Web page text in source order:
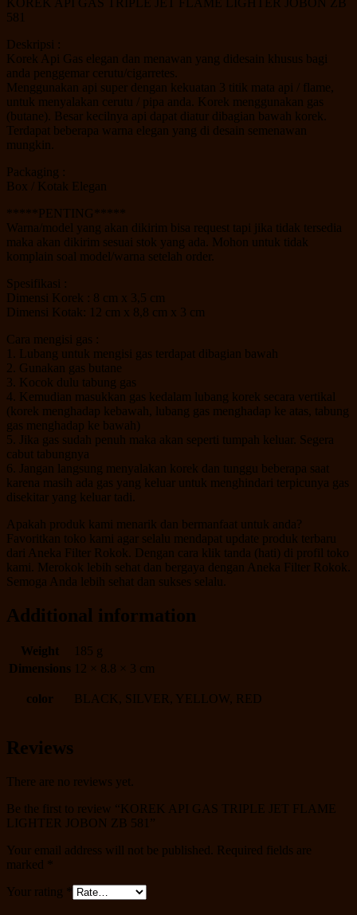
581
Deskripsi :
Korek Api Gas elegan dan menawan yang didesain khusus bagi
anda penggemar cerutu/cigarretes.
Menggunakan api super dengan kekuatan 3 titik mata api / flame,
untuk menyalakan cerutu / pipa anda. Korek menggunakan gas
(butane). Besar kecilnya api dapat diatur dibagian bawah korek.
Terdapat beberapa warna elegan yang di desain semenawan
mungkin.
Packaging :
Box / Kotak Elegan
*****PENTING*****
Warna/model yang akan dikirim bisa request tapi jika tidak tersedia
maka akan dikirim sesuai stok yang ada. Mohon untuk tidak
komplain soal model/warna setelah order.
Spesifikasi :
Dimensi Korek : 8 cm x 3,5 cm
Dimensi Kotak: 12 cm x 8,8 cm x 3 cm
Cara mengisi gas :
1. Lubang untuk mengisi gas terdapat dibagian bawah
2. Gunakan gas butane
3. Kocok dulu tabung gas
4. Kemudian masukkan gas kedalam lubang korek secara vertikal
(korek menghadap kebawah, lubang gas menghadap ke atas, tabung
gas menghadap ke bawah)
5. Jika gas sudah penuh maka akan seperti tumpah keluar. Segera
cabut tabungnya
6. Jangan langsung menyalakan korek dan tunggu beberapa saat
karena masih ada gas yang keluar untuk menghindari terpicunya gas
disekitar yang keluar tadi.
Apakah produk kami menarik dan bermanfaat untuk anda?
Favoritkan toko kami agar selalu mendapat update produk terbaru
dari Aneka Filter Rokok. Dengan cara klik tanda (hati) di profil toko
kami. Merokok lebih sehat dan bergaya dengan Aneka Filter Rokok.
Semoga Anda lebih sehat dan sukses selalu.
Additional information
Weight
185 g
Dimensions 12 × 8.8 × 3 cm
color BLACK, SILVER, YELLOW, RED
Reviews
There are no reviews yet.
Be the first to review “KOREK API GAS TRIPLE JET FLAME
LIGHTER JOBON ZB 581”
Your email address will not be published.
Required fields are
marked
Your rating